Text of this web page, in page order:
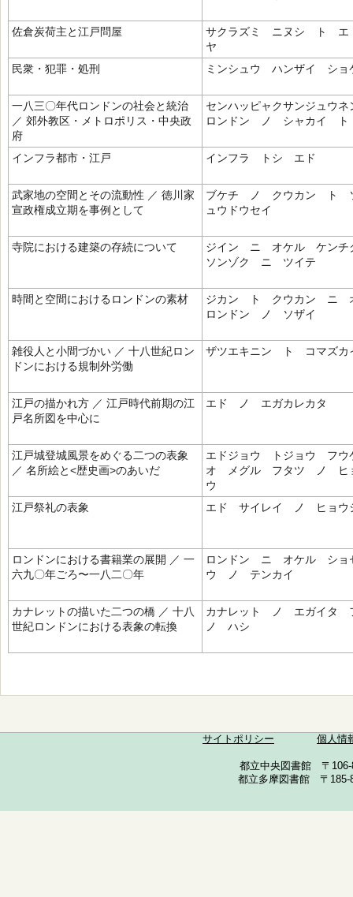
佐倉炭荷主と江戸問屋
サクラズミ ニヌシ ト エ
ヤ
民衆・犯罪・処刑
ミンシュウ ハンザイ ショ
一八三〇年代ロンドンの社会と統治
／ 郊外教区・メトロポリス・中央政
府
センハッピャクサンジュウ
ロンドン ノ シャカイ ト
インフラ都市・江戸 インフラ トシ エド
武家地の空間とその流動性 ／ 徳川家
宣政権成立期を事例として
ブケチ ノ クウカン ト
ュウドウセイ
寺院における建築の存続について
ジイン ニ オケル ケン
ソンゾク ニ ツイテ
時間と空間におけるロンドンの素材
ジカン ト クウカン ニ
ロンドン ノ ソザイ
雑役人と小間づかい ／ 十八世紀ロン
ドンにおける規制外労働
ザツエキニン ト コマズカ
江戸の描かれ方 ／ 江戸時代前期の江
戸名所図を中心に
エド ノ エガカレカタ
江戸城登城風景をめぐる二つの表象
／ 名所絵と<歴史画>のあいだ
エドジョウ トジョウ フ
オ メグル フタツ ノ ヒ
ウ
江戸祭礼の表象
エド サイレイ ノ ヒョウ
ロンドンにおける書籍業の展開 ／ 一
六九〇年ごろ〜一八二〇年
ロンドン ニ オケル ショ
ウ ノ テンカイ
カナレットの描いた二つの橋 ／ 十八
世紀ロンドンにおける表象の転換
カナレット ノ エガイタ
ノ ハシ
サイトポリシー 個人情
都立中央図書館 〒
都立多摩図書館 〒185-